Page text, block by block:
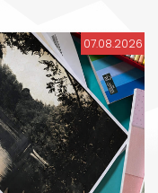
07.08.2026